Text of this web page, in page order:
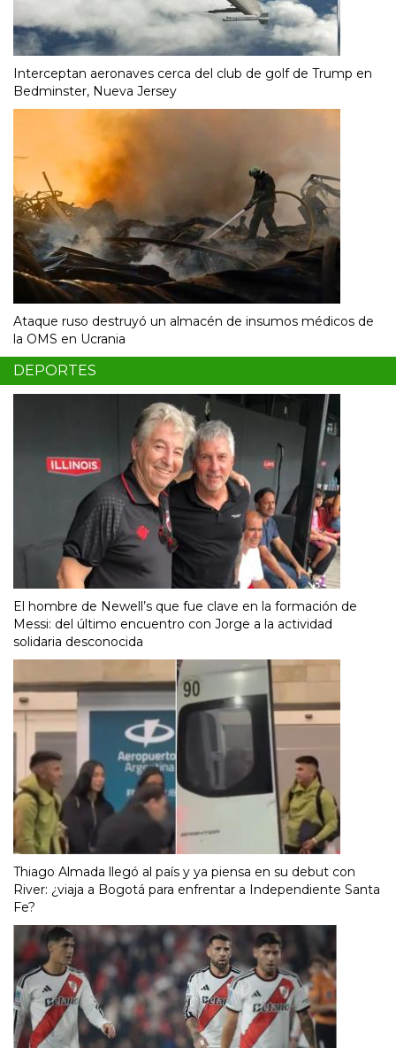
Interceptan aeronaves cerca del club de golf de Trump en
Bedminster, Nueva Jersey
Ataque ruso destruyó un almacén de insumos médicos de
la OMS en Ucrania
DEPORTES
El hombre de Newell’s que fue clave en la formación de
Messi: del último encuentro con Jorge a la actividad
solidaria desconocida
Thiago Almada llegó al país y ya piensa en su debut con
River: ¿viaja a Bogotá para enfrentar a Independiente Santa
Fe?